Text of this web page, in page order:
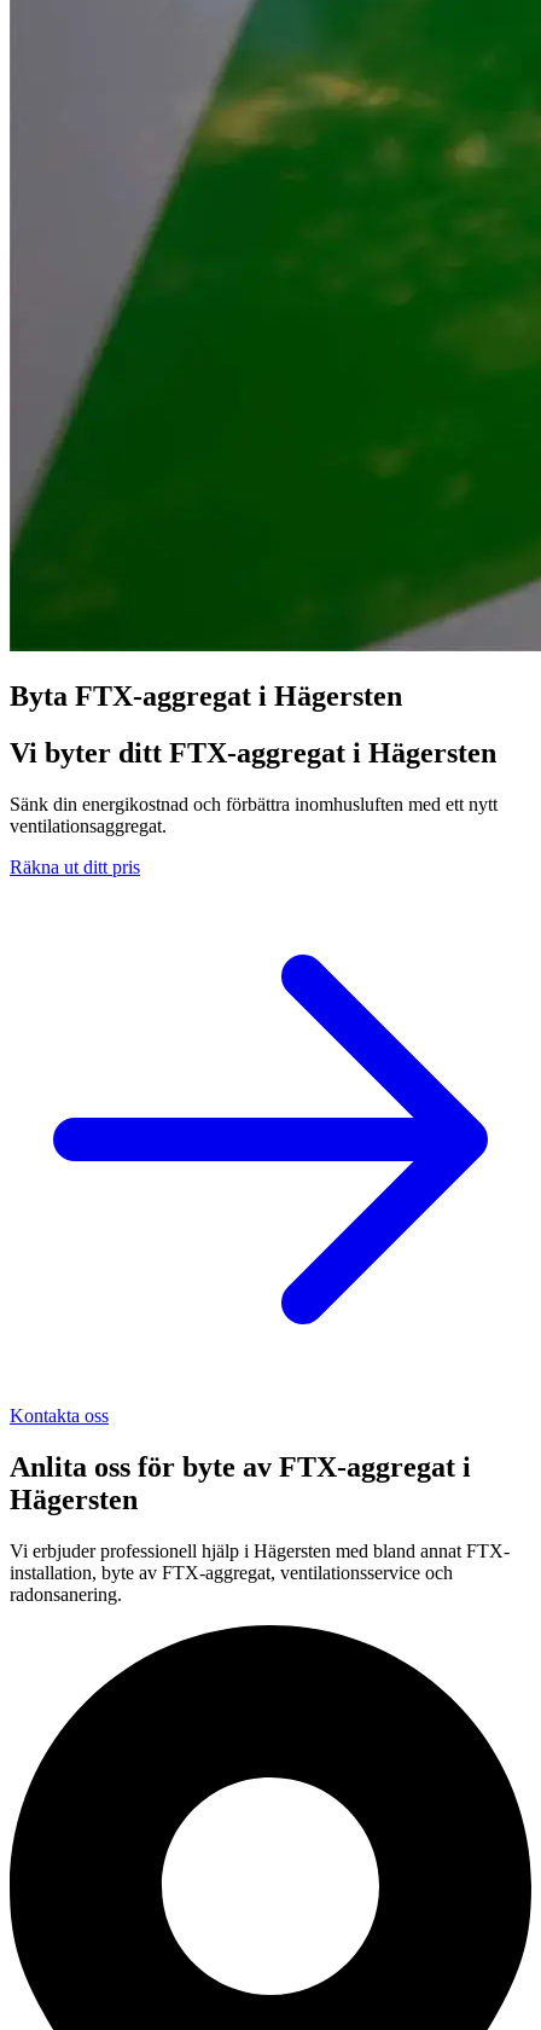
Byta FTX-aggregat i Hägersten
Vi byter ditt FTX-aggregat i Hägersten
Sänk din energikostnad och förbättra inomhusluften med ett nytt
ventilationsaggregat.
Räkna ut ditt pris
Kontakta oss
Anlita oss för byte av FTX-aggregat i
Hägersten
Vi erbjuder professionell hjälp i Hägersten med bland annat FTX-
installation, byte av FTX-aggregat, ventilationsservice och
radonsanering.